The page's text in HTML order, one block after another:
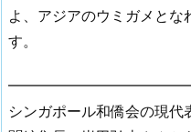
よ、アジアのウミガメとな
す。
シンガポール和僑会の現